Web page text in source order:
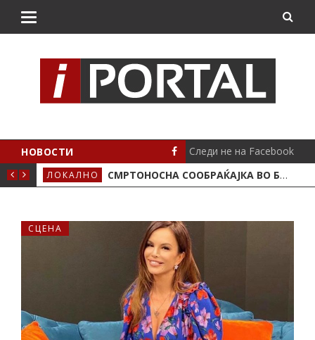
НОВОСТИ
ЛОКАЛНО СМРТОНОСНА СООБРАЌАЈКА ВО БУТЕЛ, ЖИВОТОТ ГО ЗАГУБИ 19-ГОДИШЕН МОТОЦИКЛИСТ
Следи не на Facebook
СЦЕНА